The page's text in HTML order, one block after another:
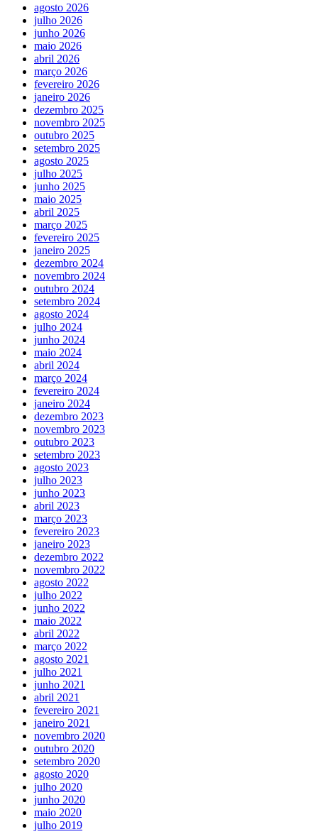
agosto 2026
julho 2026
junho 2026
maio 2026
abril 2026
março 2026
fevereiro 2026
janeiro 2026
dezembro 2025
novembro 2025
outubro 2025
setembro 2025
agosto 2025
julho 2025
junho 2025
maio 2025
abril 2025
março 2025
fevereiro 2025
janeiro 2025
dezembro 2024
novembro 2024
outubro 2024
setembro 2024
agosto 2024
julho 2024
junho 2024
maio 2024
abril 2024
março 2024
fevereiro 2024
janeiro 2024
dezembro 2023
novembro 2023
outubro 2023
setembro 2023
agosto 2023
julho 2023
junho 2023
abril 2023
março 2023
fevereiro 2023
janeiro 2023
dezembro 2022
novembro 2022
agosto 2022
julho 2022
junho 2022
maio 2022
abril 2022
março 2022
agosto 2021
julho 2021
junho 2021
abril 2021
fevereiro 2021
janeiro 2021
novembro 2020
outubro 2020
setembro 2020
agosto 2020
julho 2020
junho 2020
maio 2020
julho 2019